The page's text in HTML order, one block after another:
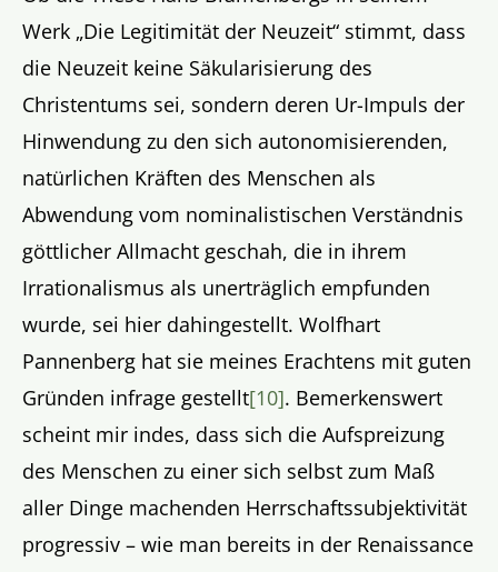
Werk „Die Legitimität der Neuzeit“ stimmt, dass
die Neuzeit keine Säkularisierung des
Christentums sei, sondern deren Ur-Impuls der
Hinwendung zu den sich autonomisierenden,
natürlichen Kräften des Menschen als
Abwendung vom nominalistischen Verständnis
göttlicher Allmacht geschah, die in ihrem
Irrationalismus als unerträglich empfunden
wurde, sei hier dahingestellt. Wolfhart
Pannenberg hat sie meines Erachtens mit guten
Gründen infrage gestellt[10]. Bemerkenswert
scheint mir indes, dass sich die Aufspreizung
des Menschen zu einer sich selbst zum Maß
aller Dinge machenden Herrschaftssubjektivität
progressiv – wie man bereits in der Renaissance